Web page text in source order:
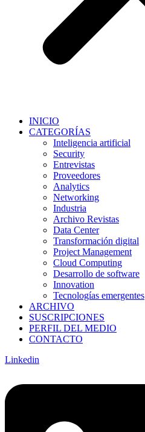
INICIO
CATEGORÍAS
Inteligencia artificial
Security
Entrevistas
Proveedores
Analytics
Networking
Industria
Archivo Revistas
Data Center
Transformación digital
Project Management
Cloud Computing
Desarrollo de software
Innovation
Tecnologías emergentes
ARCHIVO
SUSCRIPCIONES
PERFIL DEL MEDIO
CONTACTO
Linkedin